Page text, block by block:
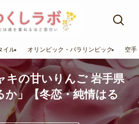
イル オリンピック・パラリンピック 空手
キの甘いりんご 岩手県
か」【冬恋・純情はる